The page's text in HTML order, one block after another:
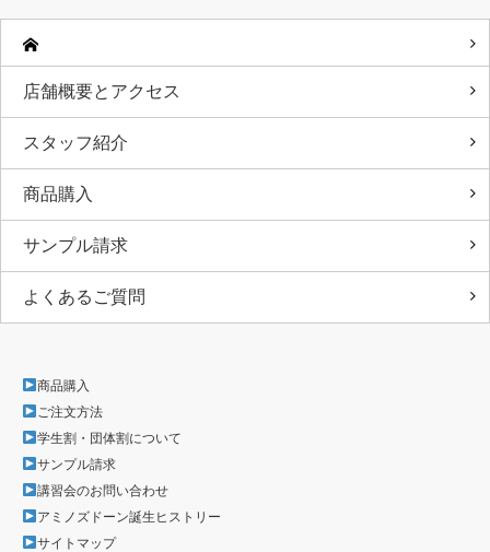
店舗概要とアクセス
スタッフ紹介
商品購入
サンプル請求
よくあるご質問
商品購入
ご注文方法
学生割・団体割について
サンプル請求
講習会のお問い合わせ
アミノズドーン誕生ヒストリー
サイトマップ